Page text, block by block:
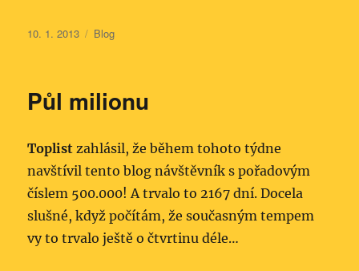
Publikováno:
10. 1. 2013 Rubriky:
Blog
Půl milionu
Toplist zahlásil, že během tohoto týdne
navštívil tento blog návštěvník s pořadovým
číslem 500.000! A trvalo to 2167 dní. Docela
slušné, když počítám, že současným tempem
vy to trvalo ještě o čtvrtinu déle…